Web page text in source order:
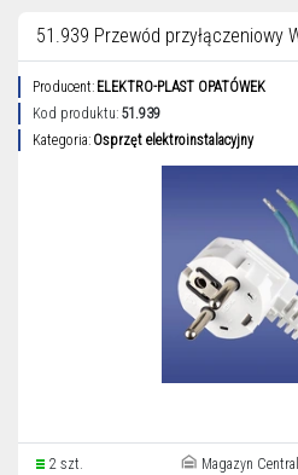
51.939 Przewód przyłączeniowy
Producent: ELEKTRO-PLAST OPATÓWEK
Kod produktu: 51.939
Kategoria: Osprzęt elektroinstalacyjny
2 szt. Magazyn